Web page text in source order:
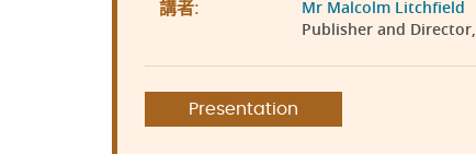
講者:
Mr Malcolm Litchfield
Publisher and Director,
Presentation